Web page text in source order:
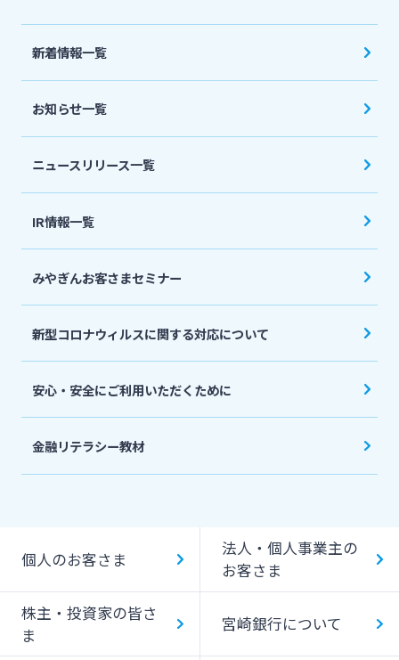
新着情報一覧
お知らせ一覧
ニュースリリース一覧
IR情報一覧
みやぎんお客さまセミナー
新型コロナウィルスに関する対応について
安心・安全にご利用いただくために
金融リテラシー教材
個人のお客さま
法人・個人事業主の
お客さま
株主・投資家の皆さ
ま
宮崎銀行について